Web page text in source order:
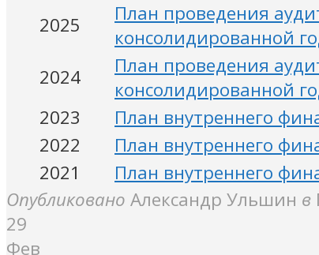
2025
План проведения
консолидированной
2024
План проведения
консолидированной
2023
План внутреннего
2022
План внутреннего
2021
План внутреннего
Опубликовано Александр Ульшин в
29
Фев